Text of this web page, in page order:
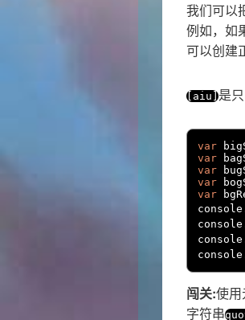
我们可以
例如，如
可以创建
[ aiu ]是
var
var
var
var
var
console
console
console
console
闯关:使
字符串